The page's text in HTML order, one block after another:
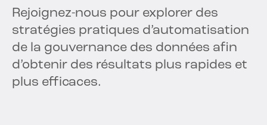
Rejoignez-nous pour explorer des
stratégies pratiques d’automatisation
de la gouvernance des données afin
d’obtenir des résultats plus rapides et
plus efficaces.